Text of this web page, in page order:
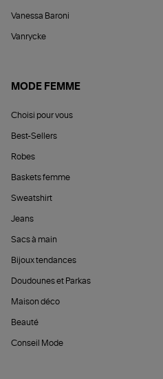
Vanessa Baroni
Vanrycke
MODE FEMME
Choisi pour vous
Best-Sellers
Robes
Baskets femme
Sweatshirt
Jeans
Sacs à main
Bijoux tendances
Doudounes et Parkas
Maison déco
Beauté
Conseil Mode